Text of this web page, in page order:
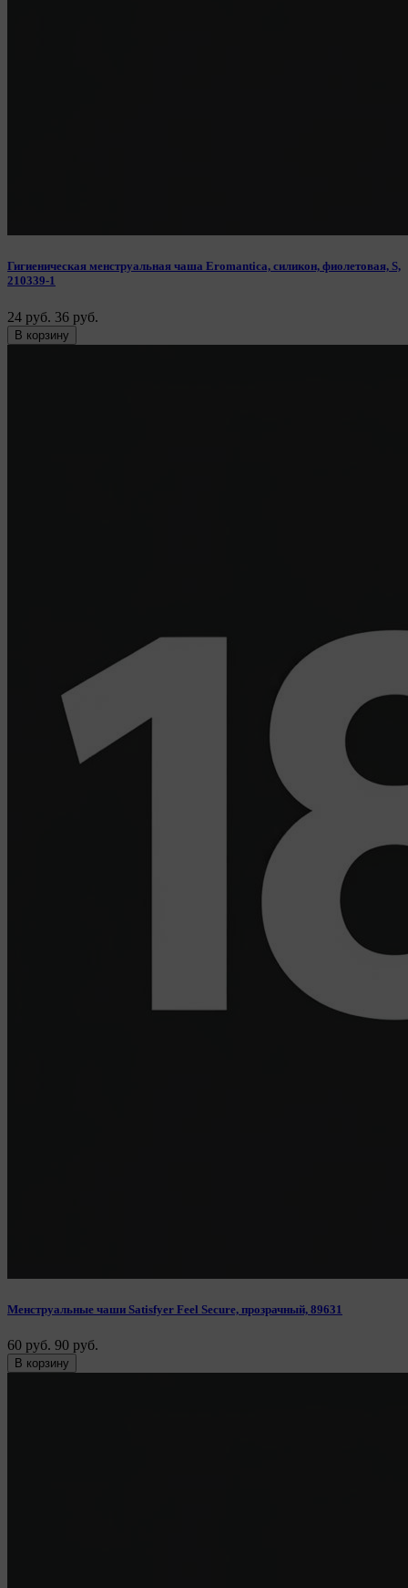
Гигиеническая менструальная чаша Eromantica, силикон, фиолетовая, S,
210339-1
24 руб. 36 руб.
В корзину
Менструальные чаши Satisfyer Feel Secure, прозрачный, 89631
60 руб. 90 руб.
В корзину